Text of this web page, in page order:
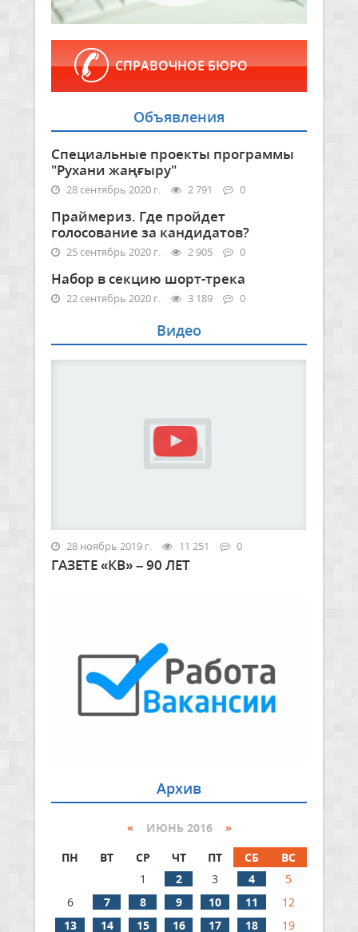
СПРАВОЧНОЕ БЮРО
Объявления
Специальные проекты программы
"Рухани жаңғыру"
28 сентябрь 2020 г. 2 791 0
Праймериз. Где пройдет
голосование за кандидатов?
25 сентябрь 2020 г. 2 905 0
Набор в секцию шорт-трека
22 сентябрь 2020 г. 3 189 0
Видео
28 ноябрь 2019 г. 11 251 0
ГАЗЕТЕ «КВ» – 90 ЛЕТ
Архив
« ИЮНЬ 2016 »
ПН
ВТ СР ЧТ ПТ СБ
ВС
1
2 3 4
5
6
7 8 9 10 11
12
13
14 15 16 17 18 19